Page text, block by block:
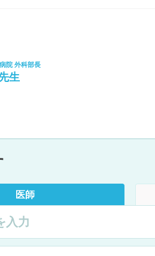
院 外科部長
生
医師